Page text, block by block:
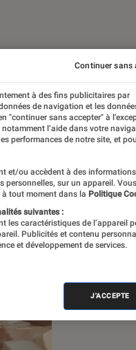
à des fins publicitaires par
de navigation et les
"continuer sans accepter" à
l’aide dans votre
performances de notre site, et
et/ou accèdent à des
personnelles, sur un appareil. Vous
à tout moment dans la Politique
suivantes :
les caractéristiques de l’appareil
Publicités et contenu
et développement de services.
J'ACCEPTE
Continuer sans